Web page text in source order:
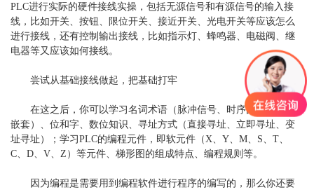
PLC进行实际的硬件接线实操，包括无源信号和有源信号的输入接
线，比如开关、按钮、
限位开关、接近开关、光电开关等应该怎么
进行接线，还有控制输出接线，比如指示灯、蜂鸣器、电磁阀、继
电器等又应该如何接线。
尝试从基础接线做起，把基础打牢
在这之后，你可以学习名词术语（脉冲信号、时序图、堆栈、
嵌套）、位和字、数位知识、寻址方式（直接寻址、立即寻址、变
址寻址）；学习PLC的编程元件，即软元件（X、Y、M、S、T、
C、D、V、Z）等元件、梯形图的组成特点、编程规则等。
因为编程是需要用到编程软件进行程序的编写的，那么你还要